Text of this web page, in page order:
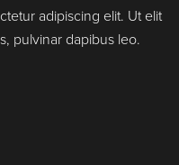
adipiscing elit. Ut elit
pulvinar dapibus leo.